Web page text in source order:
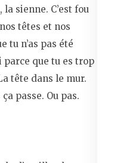
sienne. C’est fou
têtes et nos
tu n’as pas été
que tu es trop
tête dans le mur.
passe. Ou pas.